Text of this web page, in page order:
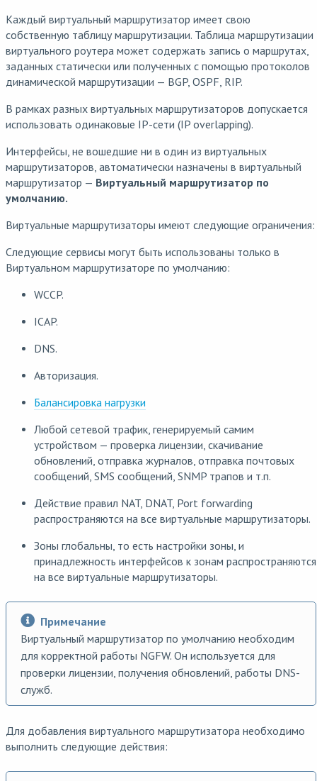
Каждый виртуальный маршрутизатор имеет свою
собственную таблицу маршрутизации. Таблица маршрутизации
виртуального роутера может содержать запись о маршрутах,
заданных статически или полученных с помощью протоколов
динамической маршрутизации — BGP, OSPF, RIP.
В рамках разных виртуальных маршрутизаторов допускается
использовать одинаковые IP-сети (IP overlapping).
Интерфейсы, не вошедшие ни в один из виртуальных
маршрутизаторов, автоматически назначены в виртуальный
маршрутизатор — Виртуальный маршрутизатор по
умолчанию.
Виртуальные маршрутизаторы имеют следующие ограничения:
Следующие сервисы могут быть использованы только в
Виртуальном маршрутизаторе по умолчанию:
WCCP.
ICAP.
DNS.
Авторизация.
Балансировка нагрузки
Любой сетевой трафик, генерируемый самим
устройством — проверка лицензии, скачивание
обновлений, отправка журналов, отправка почтовых
сообщений, SMS сообщений, SNMP трапов и т.п.
Действие правил NAT, DNAT, Port forwarding
распространяются на все виртуальные маршрутизаторы.
Зоны глобальны, то есть настройки зоны, и
принадлежность интерфейсов к зонам распространяются
на все виртуальные маршрутизаторы.
Примечание
Виртуальный маршрутизатор по умолчанию необходим
для корректной работы NGFW. Он используется для
проверки лицензии, получения обновлений, работы DNS-
служб.
Для добавления виртуального маршрутизатора необходимо
выполнить следующие действия: